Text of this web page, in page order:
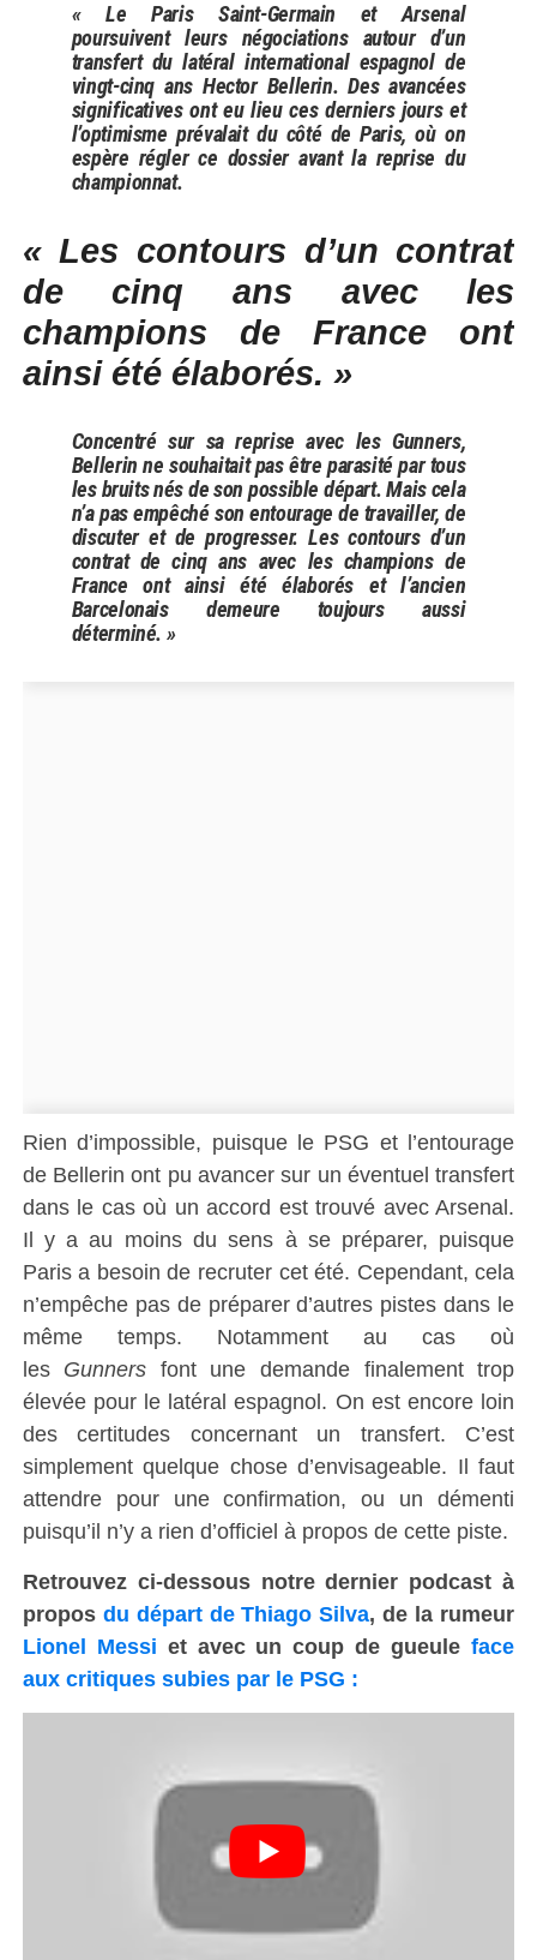
« Le Paris Saint-Germain et Arsenal
poursuivent leurs négociations autour d’un
transfert du latéral international espagnol de
vingt-cinq ans Hector Bellerin. Des avancées
significatives ont eu lieu ces derniers jours et
l’optimisme prévalait du côté de Paris, où on
espère régler ce dossier avant la reprise du
championnat.
« Les contours d’un contrat
de cinq ans avec les
champions de France ont
ainsi été élaborés. »
Concentré sur sa reprise avec les Gunners,
Bellerin ne souhaitait pas être parasité par tous
les bruits nés de son possible départ. Mais cela
n’a pas empêché son entourage de travailler, de
discuter et de progresser. Les contours d’un
contrat de cinq ans avec les champions de
France ont ainsi été élaborés et l’ancien
Barcelonais demeure toujours aussi
déterminé. »
Rien d’impossible, puisque le PSG et l’entourage
de Bellerin ont pu avancer sur un éventuel transfert
dans le cas où un accord est trouvé avec Arsenal.
Il y a au moins du sens à se préparer, puisque
Paris a besoin de recruter cet été. Cependant, cela
n’empêche pas de préparer d’autres pistes dans le
même temps. Notamment au cas où
les Gunners font une demande finalement trop
élevée pour le latéral espagnol. On est encore loin
des certitudes concernant un transfert. C’est
simplement quelque chose d’envisageable. Il faut
attendre pour une confirmation, ou un démenti
puisqu’il n’y a rien d’officiel à propos de cette piste.
Retrouvez ci-dessous notre dernier podcast à
propos du départ de Thiago Silva, de la rumeur
Lionel Messi et avec un coup de gueuleface
aux critiques subies par le PSG :